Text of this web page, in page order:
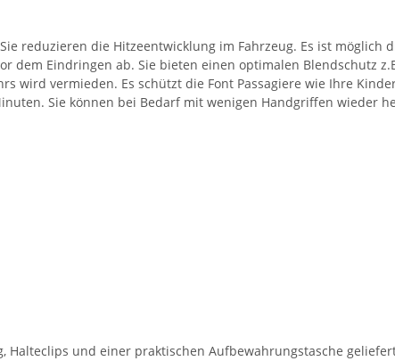
reduzieren die Hitzeentwicklung im Fahrzeug. Es ist möglich
dem Eindringen ab. Sie bieten einen optimalen Blendschutz
wird vermieden. Es schützt die Font Passagiere wie Ihre
Sie können bei Bedarf mit wenigen Handgriffen wieder
und einer praktischen Aufbewahrungstasche